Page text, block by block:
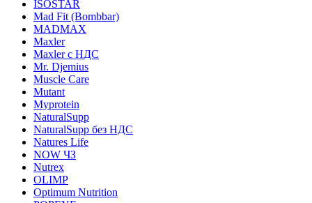
ISOSTAR
Mad Fit (Bombbar)
MADMAX
Maxler
Maxler с НДС
Mr. Djemius
Muscle Care
Mutant
Myprotein
NaturalSupp
NaturalSupp без НДС
Natures Life
NOW ЧЗ
Nutrex
OLIMP
Optimum Nutrition